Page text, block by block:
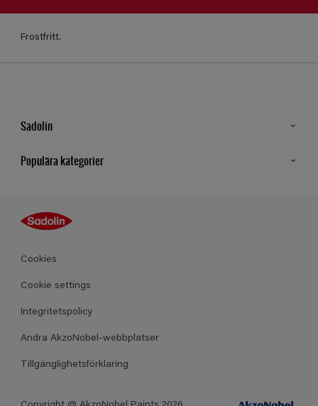
Frostfritt.
Sadolin
Populära kategorier
Kulörer
Produkter
Cookies
Cookie settings
Integritetspolicy
Andra AkzoNobel-webbplatser
Tillgänglighetsförklaring